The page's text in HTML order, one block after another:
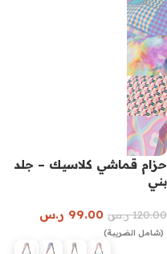
حزام قماشي كلاسيك – جلد
بني
120.00 ر.س 99.00 ر.س
(شامل الضريبة)